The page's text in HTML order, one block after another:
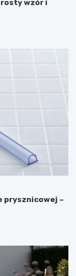
wzór i
prysznicowej –